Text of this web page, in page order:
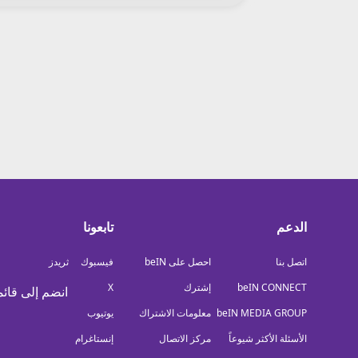
الدعم
اتصل بنا
beIN CONNECT
beIN MEDIA GROUP
الأسئلة الأكثر شيوعاً
احصل على beIN
إشترك
معلومات الاشتراك
مركز الاتصال
تابعونا
فيسبوك
X
يوتيوب
إنستاغرام
ثريدز
انضم إلى